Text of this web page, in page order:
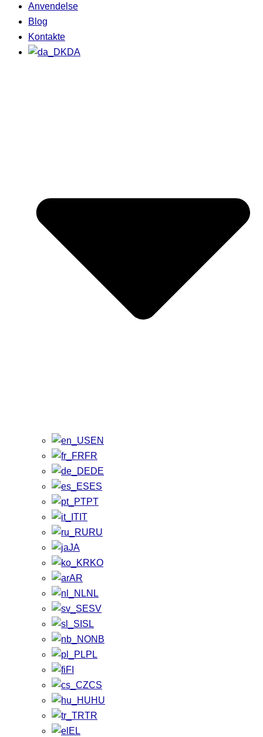
Anvendelse
Blog
Kontakte
DA
EN
FR
DE
ES
PT
IT
RU
JA
KO
AR
NL
SV
SL
NB
PL
FI
CS
HU
TR
EL